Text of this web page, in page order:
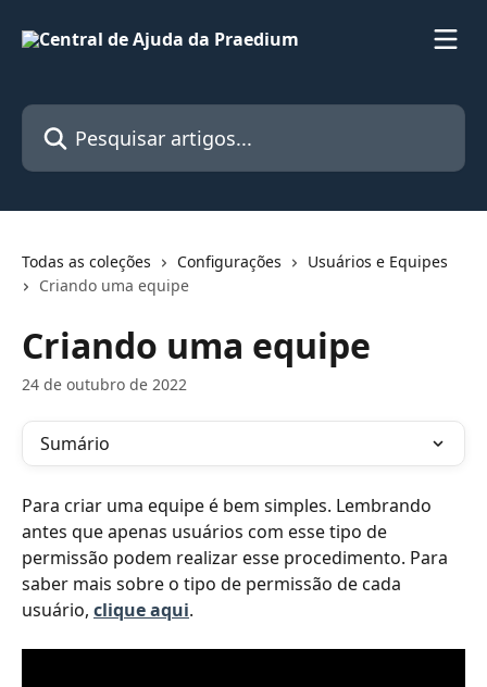
Pesquisar artigos...
Todas as coleções Configurações
Usuários e Equipes
Criando uma equipe
Criando uma equipe
24 de outubro de 2022
Sumário
Para criar uma equipe é bem simples. Lembrando
antes que apenas usuários com esse tipo de
permissão podem realizar esse procedimento. Para
saber mais sobre o tipo de permissão de cada
usuário, clique aqui.